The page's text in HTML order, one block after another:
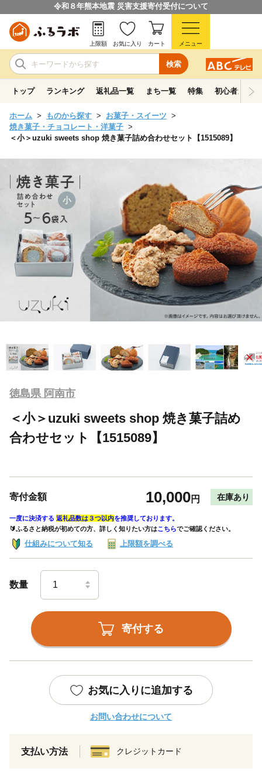
令和８年熊本地震 災害支援寄付受付について
検索
上限額 お気に入り カート メニュー
トップ ランキング 返礼品一覧 まち一覧 特集 初心者ガイド
ホーム ものから探す
お菓子・スイーツ
焼き菓子・チョコレート・洋菓子
＜小＞uzuki sweets shop 焼き菓子詰め合わせセット【1515089】
徳島県 阿南市
＜小＞uzuki sweets shop 焼き菓子詰め
合わせセット【1515089】
寄付金額 10,000円 在庫あり
一度に決済する 返礼品数は３つ以内を推奨しております。
🔰ふるさと納税が初めての方、詳しく知りたい方はこちらでご確認ください。
仕組みについて知る 上限額を調べる
数量
寄付する
お気に入りに追加する
お問い合わせについて
支払い方法 クレジットカード